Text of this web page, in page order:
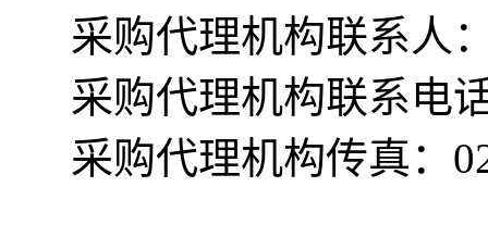
采购代理机构联系人
采购代理机构联系电
采购代理机构传真：